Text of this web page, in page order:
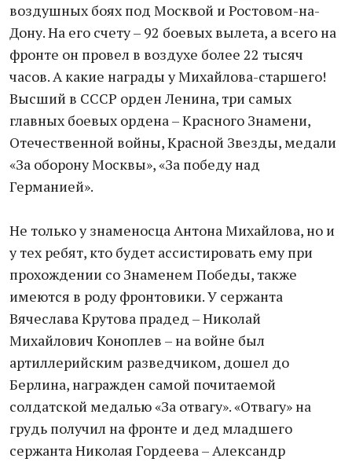
воздушных боях под Москвой и Ростовом-на-
Дону. На его счету – 92 боевых вылета, а всего на
фронте он провел в воздухе более 22 тысяч
часов. А какие награды у Михайлова-старшего!
Высший в СССР орден Ленина, три самых
главных боевых ордена – Красного Знамени,
Отечественной войны, Красной Звезды, медали
«За оборону Москвы», «За победу над
Германией».
Не только у знаменосца Антона Михайлова, но и
у тех ребят, кто будет ассистировать ему при
прохождении со Знаменем Победы, также
имеются в роду фронтовики. У сержанта
Вячеслава Крутова прадед – Николай
Михайлович Коноплев – на войне был
артиллерийским разведчиком, дошел до
Берлина, награжден самой почитаемой
солдатской медалью «За отвагу». «Отвагу» на
грудь получил на фронте и дед младшего
сержанта Николая Гордеева – Александр